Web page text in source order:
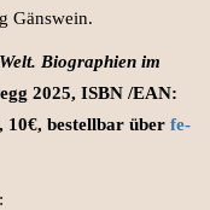
Gänswein.
Biographien im
2025, ISBN /EAN:
10€, bestellbar über fe-